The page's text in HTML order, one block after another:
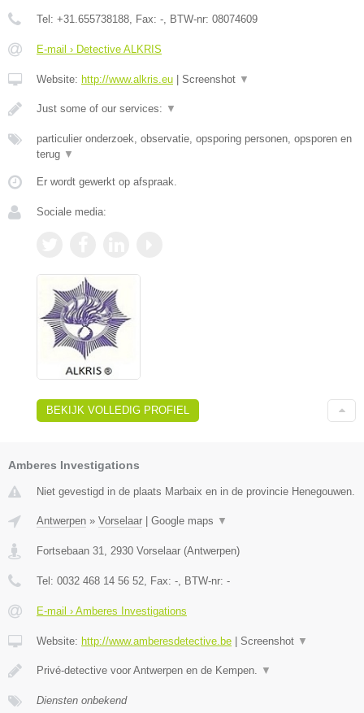
Tel: +31.655738188 , Fax: - , BTW-nr: 08074609
E-mail › Detective ALKRIS
Website: http://www.alkris.eu Screenshot ▼
Just some of our services: ▼
particulier onderzoek, observatie, opsporing personen, opsporen en
terug ▼
Er wordt gewerkt op afspraak.
Sociale media:
BEKIJK VOLLEDIG PROFIEL
Amberes Investigations
Niet gevestigd in de plaats Marbaix en in de provincie Henegouwen.
Antwerpen » Vorselaar Google maps ▼
Fortsebaan 31 2930 Vorselaar (Antwerpen)
Tel: 0032 468 14 56 52 , Fax: - , BTW-nr: -
E-mail › Amberes Investigations
Website: http://www.amberesdetective.be Screenshot ▼
Privé-detective voor Antwerpen en de Kempen. ▼
Diensten onbekend